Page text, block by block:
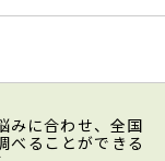
みに合わせ、全国
べることができる